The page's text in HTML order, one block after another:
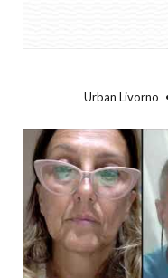
Urban Livorno